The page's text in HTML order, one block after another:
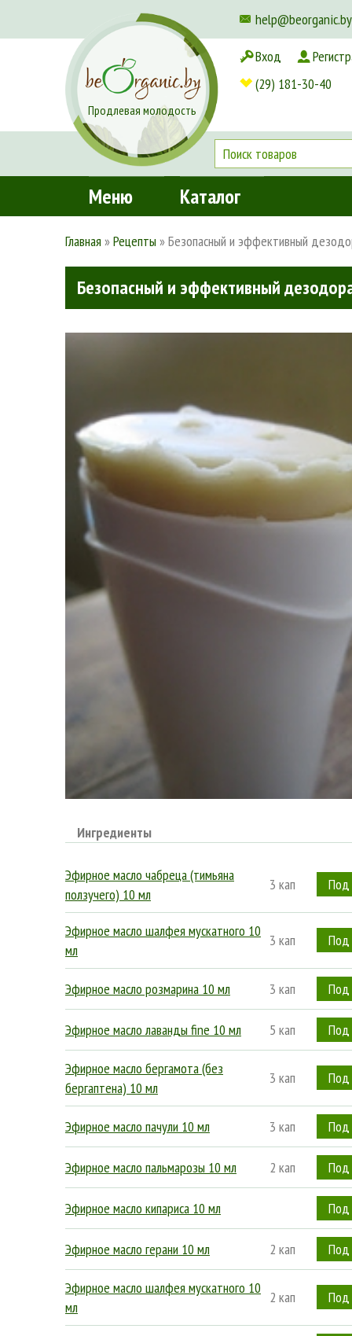
help@beorganic.by
Доставка и оплата
Продлевая молодость
Вход
(29) 181-30-40
Меню Каталог
Главная »Рецепты »Безопасный и эффективный
Безопасный и эффективный
Ингредиенты
Эфирное масло чабреца (тимьяна
ползучего) 10 мл
3 кап
Эфирное масло шалфея мускатного 10
мл
3 кап
Эфирное масло розмарина 10 мл 3 кап
Эфирное масло лаванды fine 10 мл 5 кап
Эфирное масло бергамота (без
бергаптена) 10 мл
3 кап
Эфирное масло пачули 10 мл 3 кап
Эфирное масло пальмарозы 10 мл 2 кап
Эфирное масло кипариса 10 мл
Эфирное масло герани 10 мл 2 кап
Эфирное масло шалфея мускатного 10
мл
2 кап